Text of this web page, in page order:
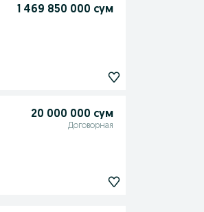
1 469 850 000 сум
20 000 000 сум
Договорная